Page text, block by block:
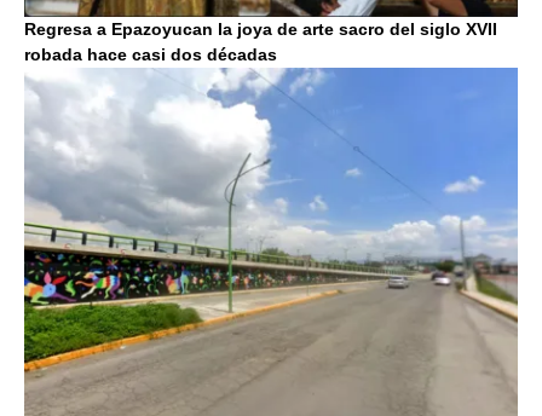
Regresa a Epazoyucan la joya de arte sacro del siglo XVII
robada hace casi dos décadas